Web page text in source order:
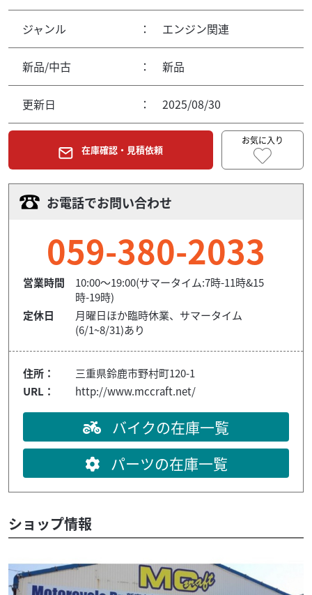
ジャンル ： エンジン関連
新品/中古 ： 新品
更新日 ： 2025/08/30
在庫確認・見積依頼
お気に入り
お電話でお問い合わせ
059-380-2033
営業時間
10:00〜19:00(サマータイム:7時-11時&15
時-19時)
定休日
月曜日ほか臨時休業、サマータイム
(6/1~8/31)あり
住所：
三重県鈴鹿市野村町120-1
URL：
http://www.mccraft.net/
バイクの在庫一覧
パーツの在庫一覧
ショップ情報